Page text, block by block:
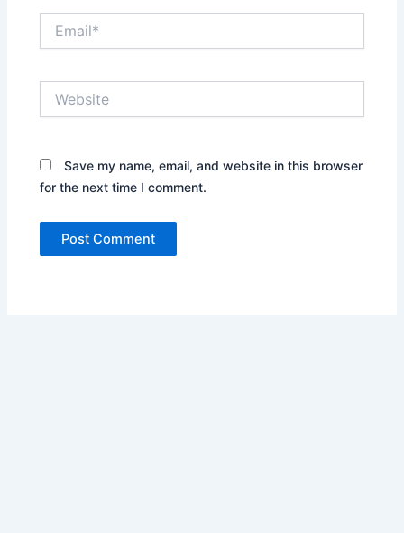
Save my name, email, and website in this browser
for the next time I comment.